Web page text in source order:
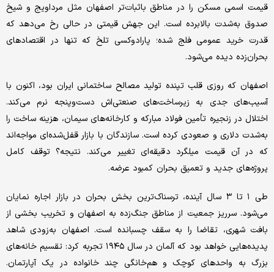
قیمت اسمی مسکن را در مناطق باثبات‌تر اصفهان مثل مرداویج و شیخ
صدوق به‌شدت بالابرده است. این جهش قیمتی در حالی رخ می‌دهد که
قدرت خرید عمومی فلج شده؛ پارادوکسی تلخ که تنها در اقتصادهای
بحران‌زده دیده می‌شود.
اصفهان که روزی قلب تپنده تولید مصالح ساختمانی ایران بود، اکنون با
آسیب‌های جدی به زیرساخت‌های صنعتی‌اش دست‌وپنجه نرم می‌کند.
اختلال در زنجیره تأمین فولاد مبارکه و کارخانه‌های سیمان، هزینه ساخت را
به‌شدت دلاری و صعودی کرده است. سازندگان با بازار قفل‌شده‌ای مواجه‌اند
که در آن قیمت میلگرد دقیقه‌ای تغییر می‌کند. نتیجه؟ توقف کامل
پروژه‌های جدید و تعمیق بحران کمبود عرضه.
طی ۱ تا ۳ سال آینده، ترسناک‌ترین بخش بحران در بازار اجاره نمایان
می‌شود. سرریز جمعیت از مناطق جنگ‌زده به اصفهان و تخریب بخشی از
بافت شهری، تقاضا را به سقف چسبانده است. اصفهان به‌زودی شاهد
پدیده‌هایی خواهد بود که آلمان در سال ۱۹۴۵ تجربه کرد: تقسیم خانه‌های
بزرگ به واحدهای کوچک و هم‌خانگی چند خانواده در یک آپارتمان.